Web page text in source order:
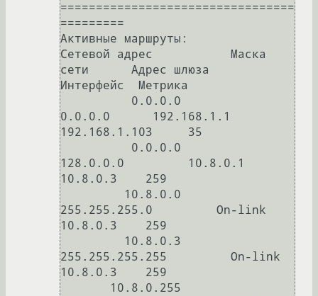
=================================
=========
Активные маршруты:
Сетевой адрес           Маска
сети      Адрес шлюза
Интерфейс  Метрика
0.0.0.0      192.168.1.1
192.168.1.103     35
128.0.0.0         10.8.0.1
10.8.0.3    259
255.255.255.0         On-link
10.8.0.3    259
255.255.255.255         On-link
10.8.0.3    259